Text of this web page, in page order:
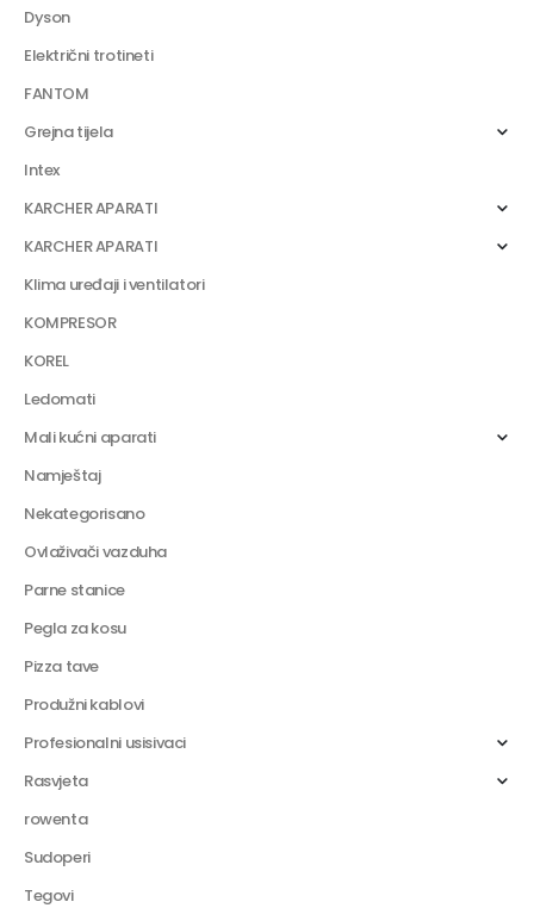
Dyson
Električni trotineti
FANTOM
Grejna tijela
Intex
KARCHER APARATI
KARCHER APARATI
Klima uređaji i ventilatori
KOMPRESOR
KOREL
Ledomati
Mali kućni aparati
Namještaj
Nekategorisano
Ovlaživači vazduha
Parne stanice
Pegla za kosu
Pizza tave
Produžni kablovi
Profesionalni usisivaci
Rasvjeta
rowenta
Sudoperi
Tegovi